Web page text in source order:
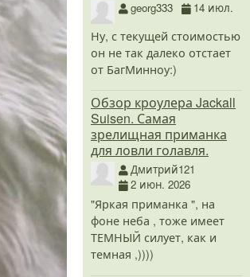
georg333 14 июл.
Ну, с текущей стоимостью
он не так далеко отстает
от БагМинноу:)
Обзор кроулера Jackall
Suisen. Самая
зрелищная приманка
для ловли голавля.
Дмитрий121
2 июн. 2026
"Яркая приманка ", на
фоне неба , тоже имеет
ТЕМНЫЙ силует, как и
темная ,))))